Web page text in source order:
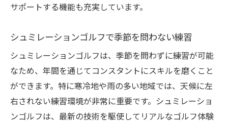
サポートする機能も充実しています。
シュミレーションゴルフで季節を問わない練習
シュミレーションゴルフは、季節を問わずに練習が可能
なため、年間を通じてコンスタントにスキルを磨くこと
ができます。特に寒冷地や雨の多い地域では、天候に左
右されない練習環境が非常に重要です。シュミレーショ
ンゴルフは、最新の技術を駆使してリアルなゴルフ体験